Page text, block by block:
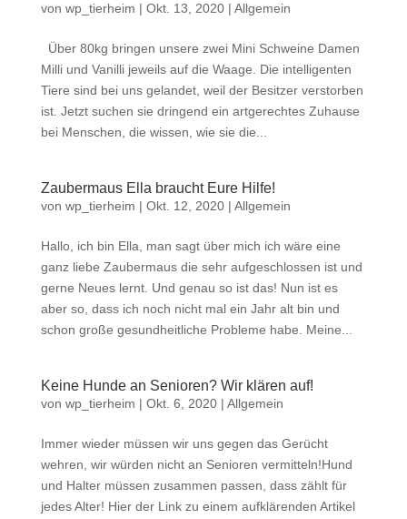
von wp_tierheim | Okt. 13, 2020| Allgemein
Über 80kg bringen unsere zwei Mini Schweine Damen
Milli und Vanilli jeweils auf die Waage. Die intelligenten
Tiere sind bei uns gelandet, weil der Besitzer verstorben
ist. Jetzt suchen sie dringend ein artgerechtes Zuhause
bei Menschen, die wissen, wie sie die...
Zaubermaus Ella braucht Eure Hilfe!
von wp_tierheim | Okt. 12, 2020| Allgemein
Hallo, ich bin Ella, man sagt über mich ich wäre eine
ganz liebe Zaubermaus die sehr aufgeschlossen ist und
gerne Neues lernt. Und genau so ist das! Nun ist es
aber so, dass ich noch nicht mal ein Jahr alt bin und
schon große gesundheitliche Probleme habe. Meine...
Keine Hunde an Senioren? Wir klären auf!
von wp_tierheim | Okt. 6, 2020| Allgemein
Immer wieder müssen wir uns gegen das Gerücht
wehren, wir würden nicht an Senioren vermitteln!Hund
und Halter müssen zusammen passen, dass zählt für
jedes Alter! Hier der Link zu einem aufklärenden Artikel